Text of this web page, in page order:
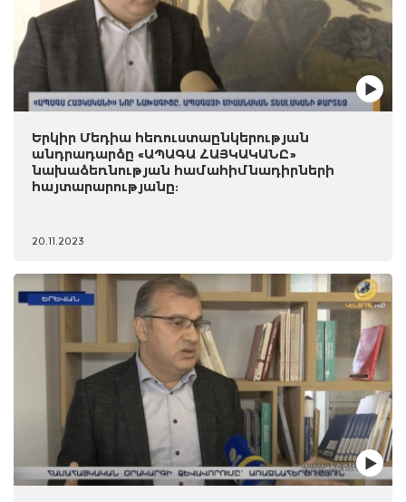
Երկիր Մեդիա հեռուստաընկերության
անդրադարձը «ԱՊԱԳԱ ՀԱՅԿԱԿԱՆԸ»
նախաձեռնության համահիմնադիրների
հայտարարությանը:
20.11.2023